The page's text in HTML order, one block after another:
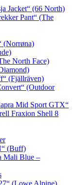
Jacket“ (66 North)
Pant“ (The
(Norrøna)
North Face)
(Fjällräven)
(Outdoor
Mid Sport GTX“
Fraxion Shell 8
(Buff)
Mali Blue –
(Lowe Alpine)